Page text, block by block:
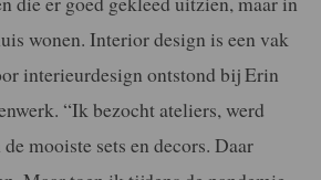
wonen. Interior design is een vak
interieurdesign ontstond bij Erin
“Ik bezocht ateliers, werd
mooiste sets en decors. Daar